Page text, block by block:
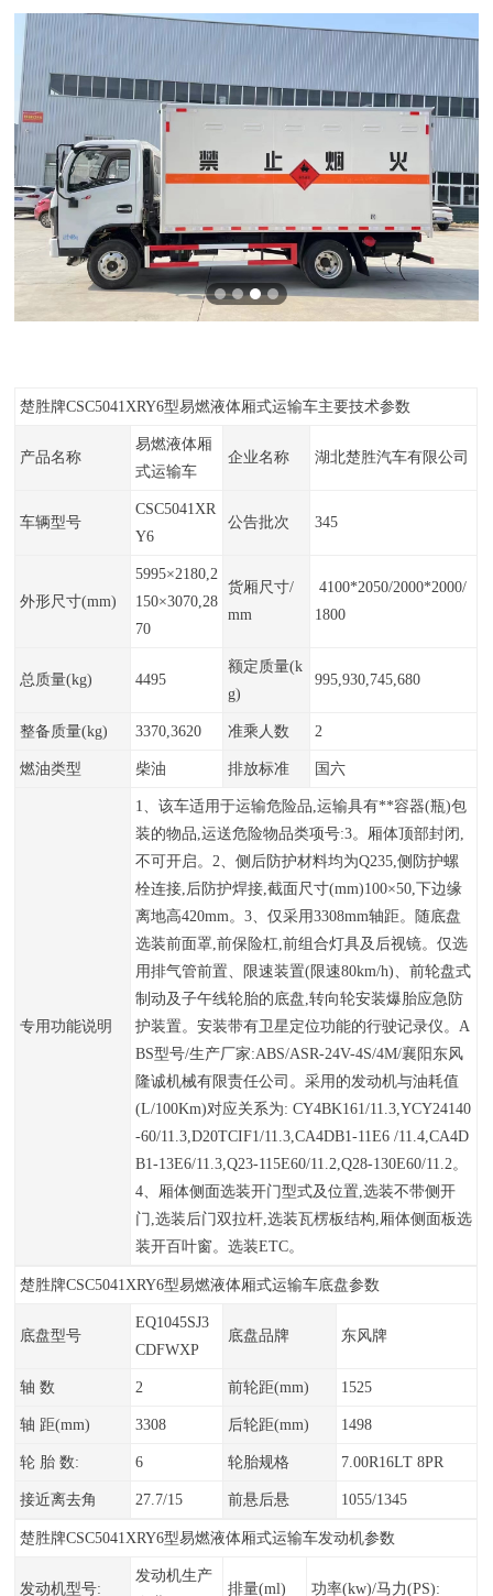
楚胜牌CSC5041XRY6型易燃液体厢式运输车主要技术参数
产品名称
易燃液体厢
式运输车
企业名称 湖北楚胜汽车有限公司
车辆型号
CSC5041XR
Y6
公告批次 345
外形尺寸(mm)
5995×2180,2
150×3070,28
70
货厢尺寸/
mm
4100*2050/2000*2000/
1800
总质量(kg) 4495
额定质量(k
g)
995,930,745,680
整备质量(kg) 3370,3620 准乘人数 2
燃油类型 柴油 排放标准 国六
专用功能说明
1、该车适用于运输危险品,运输具有**容器(瓶)包
装的物品,运送危险物品类项号:3。厢体顶部封闭,
不可开启。2、侧后防护材料均为Q235,侧防护螺
栓连接,后防护焊接,截面尺寸(mm)100×50,下边缘
离地高420mm。3、仅采用3308mm轴距。随底盘
选装前面罩,前保险杠,前组合灯具及后视镜。仅选
用排气管前置、限速装置(限速80km/h)、前轮盘式
制动及子午线轮胎的底盘,转向轮安装爆胎应急防
护装置。安装带有卫星定位功能的行驶记录仪。A
BS型号/生产厂家:ABS/ASR-24V-4S/4M/襄阳东风
隆诚机械有限责任公司。采用的发动机与油耗值
(L/100Km)对应关系为: CY4BK161/11.3,YCY24140
-60/11.3,D20TCIF1/11.3,CA4DB1-11E6 /11.4,CA4D
B1-13E6/11.3,Q23-115E60/11.2,Q28-130E60/11.2。
4、厢体侧面选装开门型式及位置,选装不带侧开
门,选装后门双拉杆,选装瓦楞板结构,厢体侧面板选
装开百叶窗。选装ETC。
楚胜牌CSC5041XRY6型易燃液体厢式运输车底盘参数
底盘型号
EQ1045SJ3
CDFWXP
底盘品牌 东风牌
轴 数 2 前轮距(mm) 1525
轴 距(mm) 3308 后轮距(mm) 1498
轮 胎 数: 6 轮胎规格 7.00R16LT 8PR
接近离去角 27.7/15 前悬后悬 1055/1345
楚胜牌CSC5041XRY6型易燃液体厢式运输车发动机参数
发动机型号:
发动机生产
排量(ml) 功率(kw)/马力(PS):